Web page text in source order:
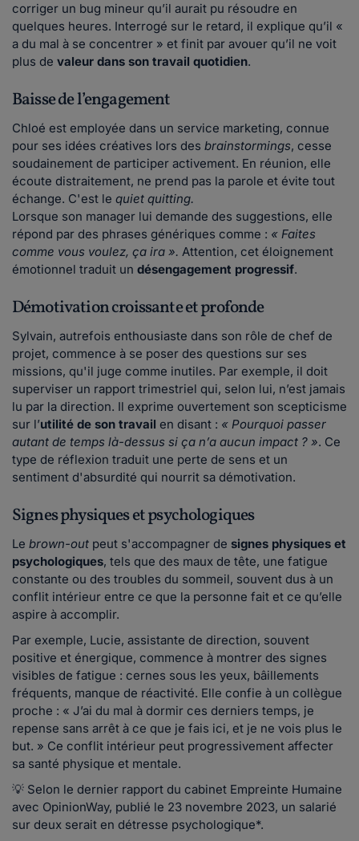
corriger un bug mineur qu’il aurait pu résoudre en
quelques heures. Interrogé sur le retard, il explique qu’il «
a du mal à se concentrer » et finit par avouer qu’il ne voit
plus de valeur dans son travail quotidien.
Baisse de l’engagement
Chloé est employée dans un service marketing, connue
pour ses idées créatives lors des brainstormings, cesse
soudainement de participer activement. En réunion, elle
écoute distraitement, ne prend pas la parole et évite tout
échange. C'est le quiet quitting.
Lorsque son manager lui demande des suggestions, elle
répond par des phrases génériques comme : « Faites
comme vous voulez, ça ira ». Attention, cet éloignement
émotionnel traduit un désengagement progressif.
Démotivation croissante et profonde
Sylvain, autrefois enthousiaste dans son rôle de chef de
projet, commence à se poser des questions sur ses
missions, qu'il juge comme inutiles. Par exemple, il doit
superviser un rapport trimestriel qui, selon lui, n’est jamais
lu par la direction. Il exprime ouvertement son scepticisme
sur l’utilité de son travail en disant : « Pourquoi passer
autant de temps là-dessus si ça n’a aucun impact ? ». Ce
type de réflexion traduit une perte de sens et un
sentiment d'absurdité qui nourrit sa démotivation.
Signes physiques et psychologiques
Le brown-out peut s'accompagner de signes physiques et
psychologiques, tels que des maux de tête, une fatigue
constante ou des troubles du sommeil, souvent dus à un
conflit intérieur entre ce que la personne fait et ce qu’elle
aspire à accomplir.
Par exemple, Lucie, assistante de direction, souvent
positive et énergique, commence à montrer des signes
visibles de fatigue : cernes sous les yeux, bâillements
fréquents, manque de réactivité. Elle confie à un collègue
proche : « J’ai du mal à dormir ces derniers temps, je
repense sans arrêt à ce que je fais ici, et je ne vois plus le
but. » Ce conflit intérieur peut progressivement affecter
sa santé physique et mentale.
💡 Selon le dernier rapport du cabinet Empreinte Humaine
avec OpinionWay, publié le 23 novembre 2023, un salarié
sur deux serait en détresse psychologique*.